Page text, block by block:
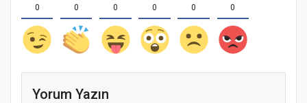
0 0 0 0 0 0
Yorum Yazın